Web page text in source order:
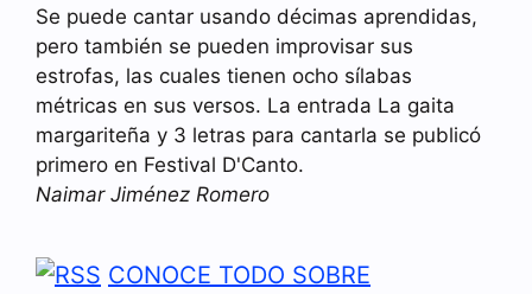
Se puede cantar usando décimas aprendidas,
pero también se pueden improvisar sus
estrofas, las cuales tienen ocho sílabas
métricas en sus versos. La entrada La gaita
margariteña y 3 letras para cantarla se publicó
primero en Festival D'Canto.
Naimar Jiménez Romero
CONOCE TODO SOBRE